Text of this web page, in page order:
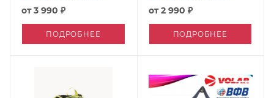
от3 990 ₽
ПОДРОБНЕЕ
от2 990 ₽
ПОДРОБНЕЕ